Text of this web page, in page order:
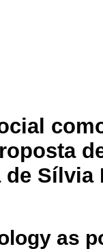
Sílvia
as